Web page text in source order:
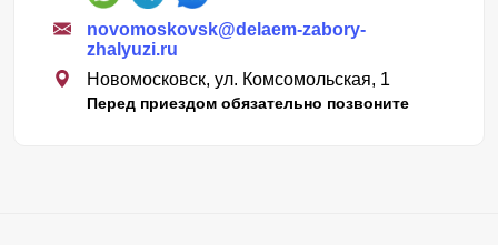
novomoskovsk@delaem-zabory-
zhalyuzi.ru
Новомосковск, ул. Комсомольская, 1
Перед приездом обязательно позвоните